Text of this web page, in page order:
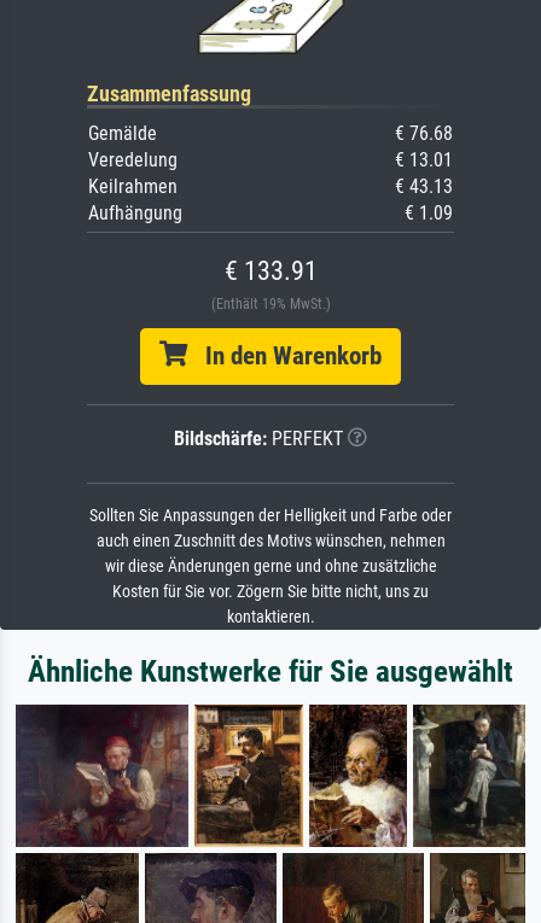
Zusammenfassung
Gemälde
€ 76.68
Veredelung
€ 13.01
Keilrahmen
€ 43.13
Aufhängung
€ 1.09
€ 133.91
(Enthält 19% MwSt.)
In den Warenkorb
Bildschärfe: PERFEKT
Sollten Sie Anpassungen der Helligkeit und Farbe oder
auch einen Zuschnitt des Motivs wünschen, nehmen
wir diese Änderungen gerne und ohne zusätzliche
Kosten für Sie vor. Zögern Sie bitte nicht, uns zu
kontaktieren.
Ähnliche Kunstwerke für Sie ausgewählt